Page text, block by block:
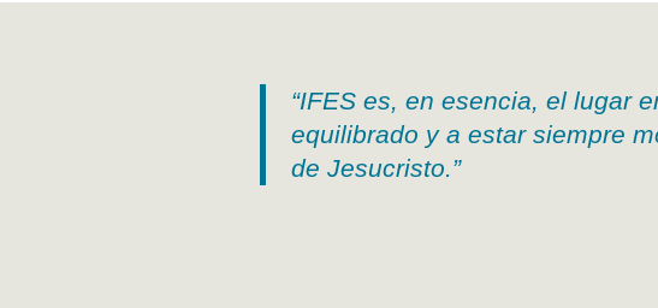
“IFES es, en esencia, el lugar
equilibrado y a estar siempre
de Jesucristo.”